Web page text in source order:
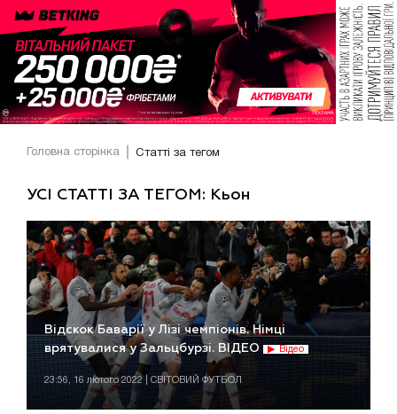
Головна сторінка Статті за тегом
УСІ СТАТТІ ЗА ТЕГОМ: Кьон
Відскок Баварії у Лізі чемпіонів. Німці
врятувалися у Зальцбурзі. ВІДЕО
Відео
23:56, 16 лютого 2022 | СВІТОВИЙ ФУТБОЛ